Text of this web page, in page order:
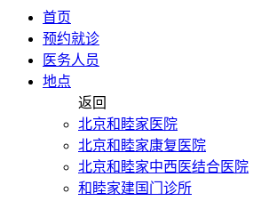
首页
预约就诊
医务人员
地点
返回
北京和睦家医院
北京和睦家康复医院
北京和睦家中西医结合医院
和睦家建国门诊所